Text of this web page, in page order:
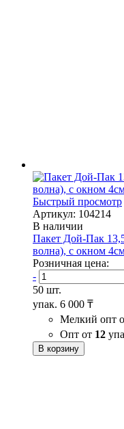
Быстрый просмотр
Артикул: 104214
В наличии
Пакет Дой-Пак
волна), с окном
Розничная цена:
-
50 шт.
упак. 6 000 ₸
Мелкий опт
Опт от 12
В корзину